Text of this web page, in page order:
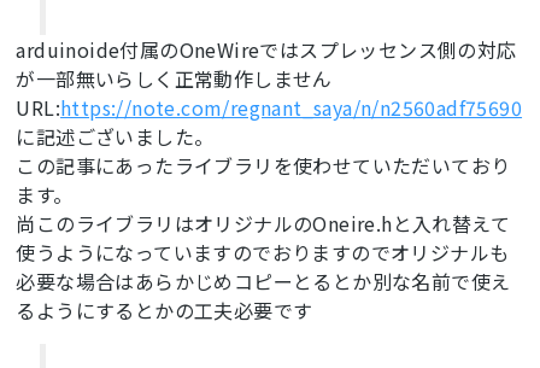
arduinoide付属のOneWireではスプレッセンス側の対応
が一部無いらしく正常動作しません
URL:https://note.com/regnant_saya/n/n2560adf75690
に記述ございました。
この記事にあったライブラリを使わせていただいており
ます。
尚このライブラリはオリジナルのOneire.hと入れ替えて
使うようになっていますのでおりますのでオリジナルも
必要な場合はあらかじめコピーとるとか別な名前で使え
るようにするとかの工夫必要です